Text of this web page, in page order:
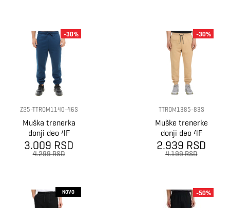
Z25-TTROM1140-46S
Muška trenerka
donji deo 4F
Trousers cas
m1140
3.009 RSD
4.299 RSD
-30%
TTROM1385-83S
Muške trenerke
donji deo 4F
Trousers cas
m1385
2.939 RSD
4.199 RSD
-30%
NOVO -50%